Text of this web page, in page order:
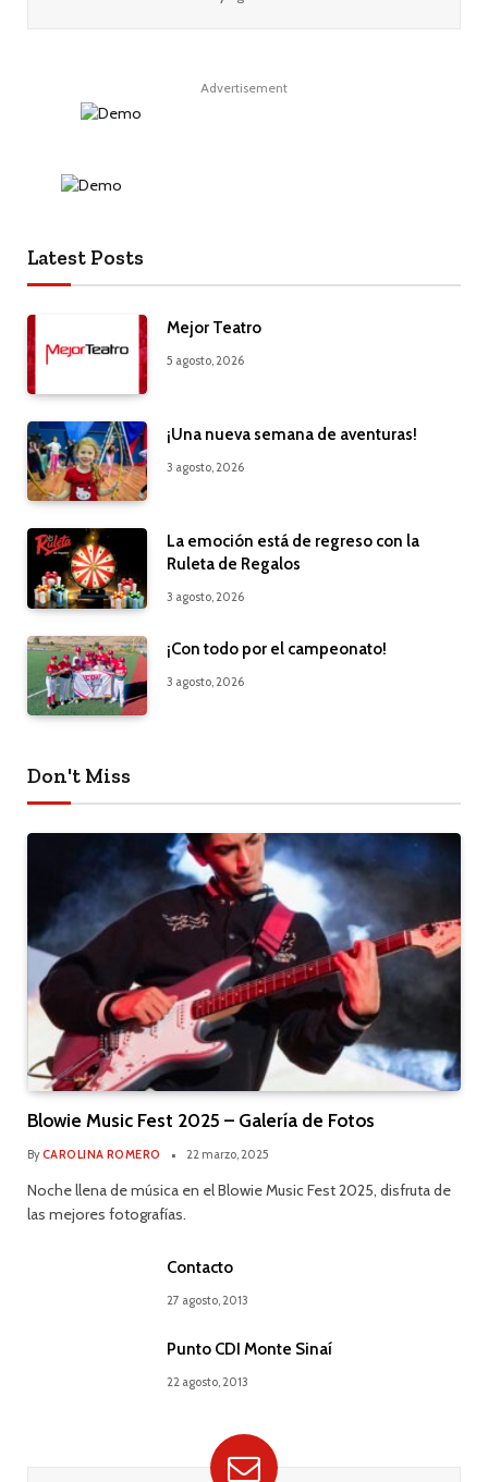
Advertisement
Latest Posts
Mejor Teatro
5 agosto, 2026
¡Una nueva semana de aventuras!
3 agosto, 2026
La emoción está de regreso con la
Ruleta de Regalos
3 agosto, 2026
¡Con todo por el campeonato!
3 agosto, 2026
Don't Miss
Blowie Music Fest 2025 – Galería de Fotos
ByCAROLINA ROMERO 22 marzo, 2025
Noche llena de música en el Blowie Music Fest 2025, disfruta de
las mejores fotografías.
Contacto
27 agosto, 2013
Punto CDI Monte Sinaí
22 agosto, 2013